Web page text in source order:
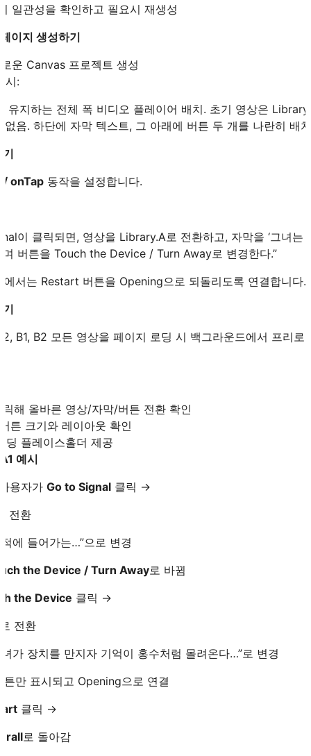
일관성을 확인하고 필요시 재생성
이지 생성하기
운 Canvas 프로젝트 생성
시:
유지하는 전체 폭 비디오 플레이어 배치. 초기 영상은
없음. 하단에 자막 텍스트, 그 아래에 버튼 두 개를 나란히 배치
onTap 동작을 설정합니다.
이 클릭되면, 영상을 Library.A로 전환하고, 자막을 ‘그녀는
며 버튼을 Touch the Device / Turn Away로 변경한다.”
에서는 Restart 버튼을 Opening으로 되돌리도록 연결합니다.
B1, B2 모든 영상을 페이지 로딩 시 백그라운드에서 프리로
해 올바른 영상/자막/버튼 전환 확인
튼 크기와 레이아웃 확인
딩 플레이스홀더 제공
예시
용자가 Go to Signal클릭 →
전환
에 들어가는…”으로 변경
the Device / Turn Away로 바뀜
the Device 클릭 →
전환
가 장치를 만지자 기억이 홍수처럼 몰려온다…”로 변경
만 표시되고 Opening으로 연결
클릭 →
로 돌아감